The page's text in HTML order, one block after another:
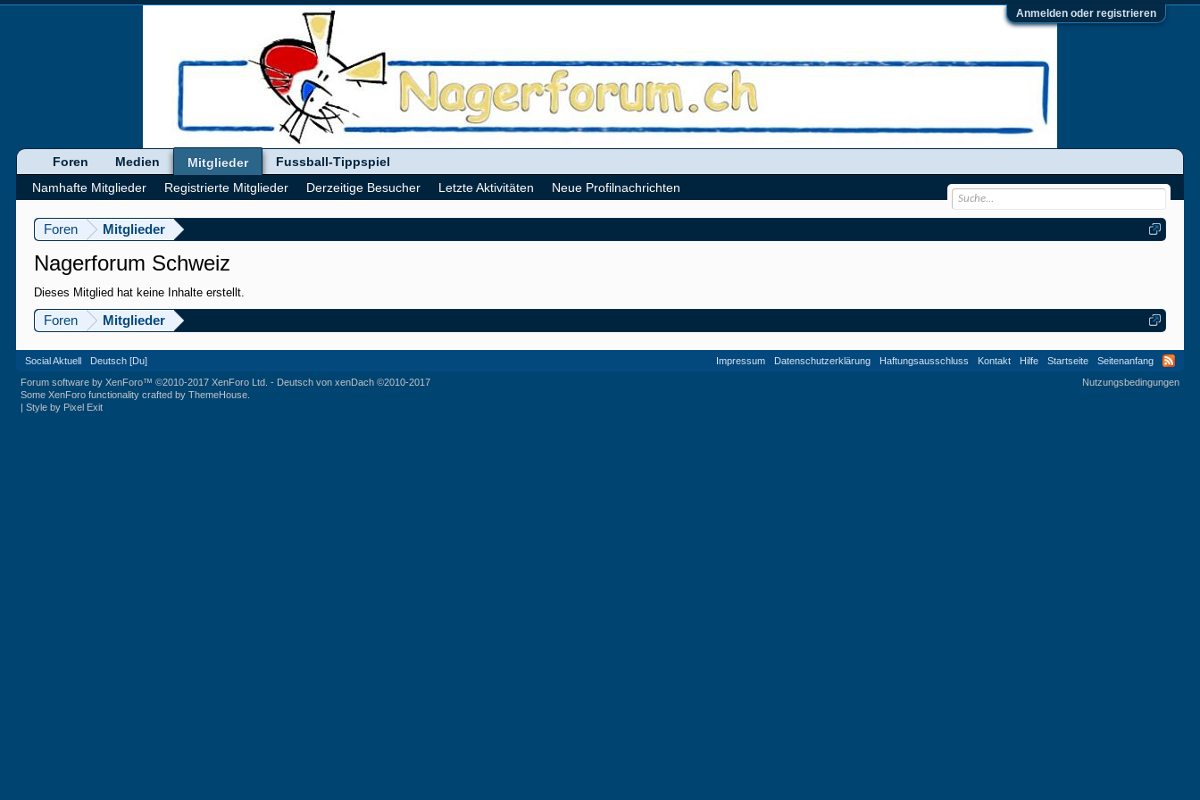
Anmelden oder registrieren
Foren Mitglieder
Nagerforum Schweiz
Dieses Mitglied hat keine Inhalte erstellt.
Foren Mitglieder
Foren Medien
Mitglieder
Namhafte Mitglieder
Registrierte Mitglieder Derzeitige Besucher Letzte Aktivitäten Neue Profilnachrichten
Fussball-Tippspiel
Social Aktuell Deutsch [Du] Impressum Datenschutzerklärung Haftungsausschluss Kontakt Hilfe Startseite
Seitenanfang
Nutzungsbedingungen
Forum software by XenForo™©2010-2017 XenForo Ltd. - Deutsch von xenDach©2010-2017
Some XenForo functionality crafted byThemeHouse
|Style by Pixel Exit